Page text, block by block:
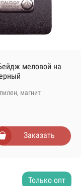
меловой на
магнит
Заказать
Только опт